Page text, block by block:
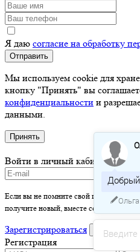
Я даю согласие на обработку
Отправить
Мы используем cookie для
кнопку "Принять" вы
конфиденциальности и
данными.
Принять
Войти в личный кабинет
Если вы не помните свой пароль -
получите новый, вместе со ссылкой на
Зарегистрироваться войти
Регистрация
Ольга